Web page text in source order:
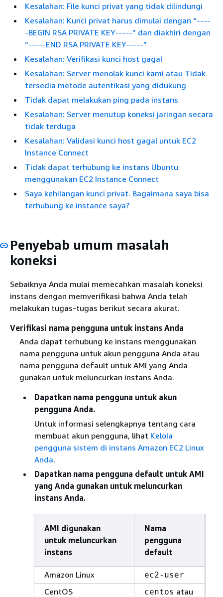
Kesalahan: File kunci privat yang tidak dilindungi
Kesalahan: Kunci privat harus dimulai dengan “----
-BEGIN RSA PRIVATE KEY-----” dan diakhiri dengan
“-----END RSA PRIVATE KEY-----”
Kesalahan: Verifikasi kunci host gagal
Kesalahan: Server menolak kunci kami atau Tidak
tersedia metode autentikasi yang didukung
Tidak dapat melakukan ping pada instans
Kesalahan: Server menutup koneksi jaringan secara
tidak terduga
Kesalahan: Validasi kunci host gagal untuk EC2
Instance Connect
Tidak dapat terhubung ke instans Ubuntu
menggunakan EC2 Instance Connect
Saya kehilangan kunci privat. Bagaimana saya bisa
terhubung ke instance saya?
Penyebab umum masalah
koneksi
Sebaiknya Anda mulai memecahkan masalah koneksi
instans dengan memverifikasi bahwa Anda telah
melakukan tugas-tugas berikut secara akurat.
Verifikasi nama pengguna untuk instans Anda
Anda dapat terhubung ke instans menggunakan
nama pengguna untuk akun pengguna Anda atau
nama pengguna default untuk AMI yang Anda
gunakan untuk meluncurkan instans Anda.
Dapatkan nama pengguna untuk akun
pengguna Anda.
Untuk informasi selengkapnya tentang cara
membuat akun pengguna, lihat Kelola
pengguna sistem di instans Amazon EC2 Linux
Anda.
Dapatkan nama pengguna default untuk AMI
yang Anda gunakan untuk meluncurkan
instans Anda.
AMI digunakan
untuk meluncurkan
instans
Nama
pengguna
default
Amazon Linux ec2-user
CentOS centos atau